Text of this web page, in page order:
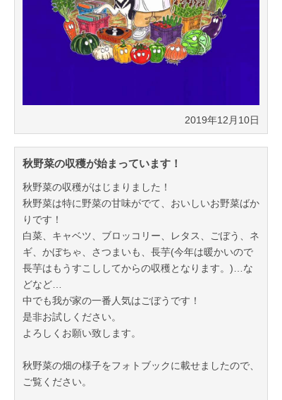
2019年12月10日
秋野菜の収穫が始まっています！
秋野菜の収穫がはじまりました！
秋野菜は特に野菜の甘味がでて、おいしいお野菜ばか
りです！
白菜、キャベツ、ブロッコリー、レタス、ごぼう、ネ
ギ、かぼちゃ、さつまいも、長芋(今年は暖かいので
長芋はもうすこししてからの収穫となります。)…な
どなど…
中でも我が家の一番人気はごぼうです！
是非お試しください。
よろしくお願い致します。
秋野菜の畑の様子をフォトブックに載せましたので、
ご覧ください。